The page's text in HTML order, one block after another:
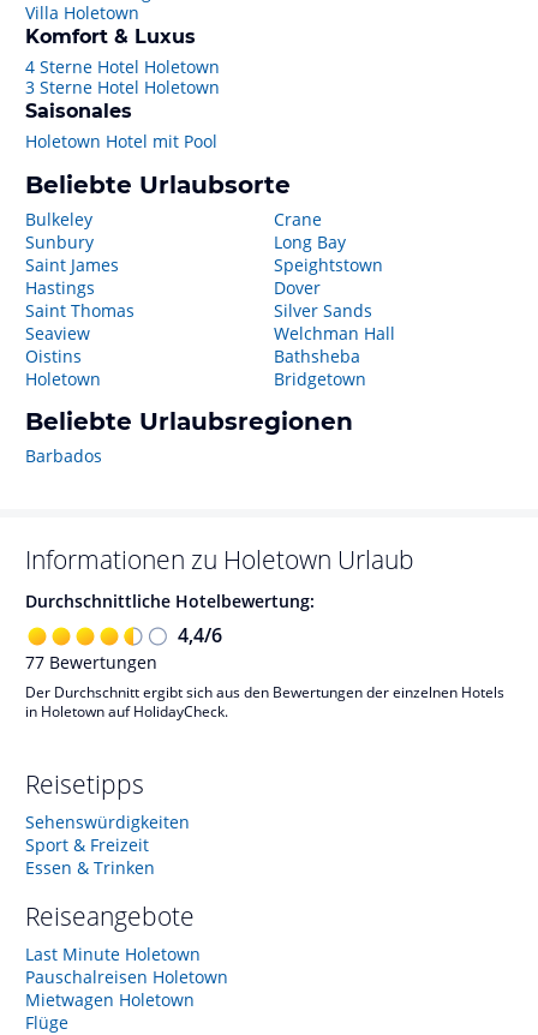
Villa Holetown
Komfort & Luxus
4 Sterne Hotel Holetown
3 Sterne Hotel Holetown
Saisonales
Holetown Hotel mit Pool
Beliebte Urlaubsorte
Bulkeley
Sunbury
Saint James
Hastings
Saint Thomas
Seaview
Oistins
Holetown
Crane
Long Bay
Speightstown
Dover
Silver Sands
Welchman Hall
Bathsheba
Bridgetown
Beliebte Urlaubsregionen
Barbados
Informationen zu Holetown Urlaub
Durchschnittliche Hotelbewertung:
4,4/6
77 Bewertungen
Der Durchschnitt ergibt sich aus den Bewertungen der einzelnen Hotels
in Holetown auf HolidayCheck.
Reisetipps
Sehenswürdigkeiten
Sport & Freizeit
Essen & Trinken
Reiseangebote
Last Minute Holetown
Pauschalreisen Holetown
Mietwagen Holetown
Flüge